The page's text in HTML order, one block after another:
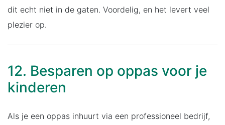
dit echt niet in de gaten. Voordelig, en het levert veel
plezier op.
12. Besparen op oppas voor je
kinderen
Als je een oppas inhuurt via een professioneel bedrijf,